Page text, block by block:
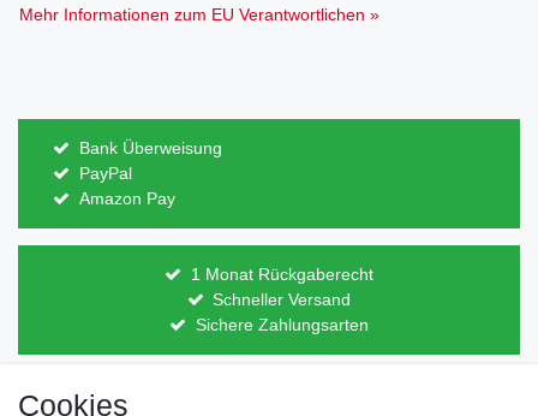
Mehr Informationen zum EU Verantwortlichen »
Bank Überweisung
PayPal
Amazon Pay
1 Monat Rückgaberecht
Schneller Versand
Sichere Zahlungsarten
Direkt vom Hersteller
Cookies